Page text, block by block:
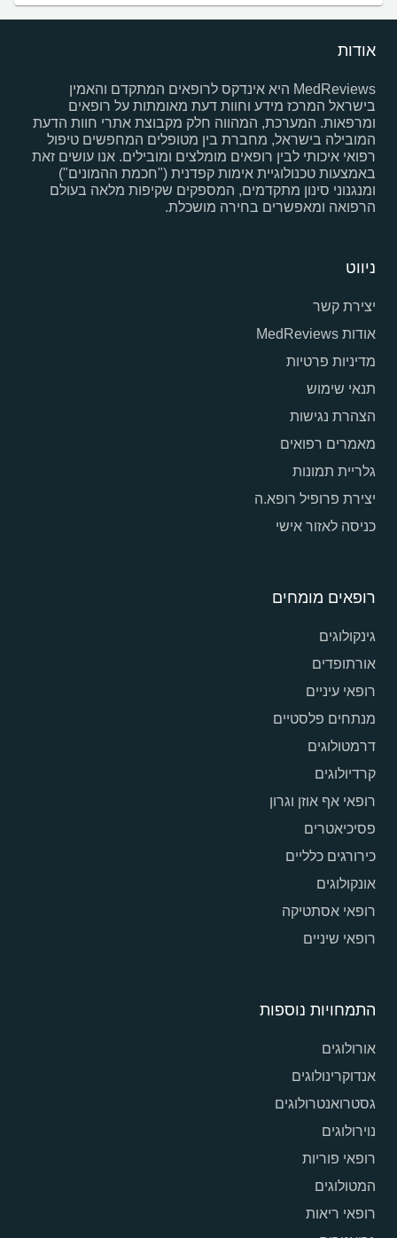
אודות
MedReviews היא אינדקס לרופאים המתקדם והאמין
בישראל המרכז מידע וחוות דעת מאומתות על רופאים
ומרפאות. המערכת, המהווה חלק מקבוצת אתרי חוות הדעת
המובילה בישראל, מחברת בין מטופלים המחפשים טיפול
רפואי איכותי לבין רופאים מומלצים ומובילים. אנו עושים זאת
באמצעות טכנולוגיית אימות קפדנית ("חכמת ההמונים")
ומנגנוני סינון מתקדמים, המספקים שקיפות מלאה בעולם
הרפואה ומאפשרים בחירה מושכלת.
ניווט
יצירת קשר
אודות MedReviews
מדיניות פרטיות
תנאי שימוש
הצהרת נגישות
מאמרים רפואים
גלריית תמונות
יצירת פרופיל רופא.ה
כניסה לאזור אישי
רופאים מומחים
גינקולוגים
אורתופדים
רופאי עיניים
מנתחים פלסטיים
דרמטולוגים
קרדיולוגים
רופאי אף אוזן וגרון
פסיכיאטרים
כירורגים כלליים
אונקולוגים
רופאי אסתטיקה
רופאי שיניים
התמחויות נוספות
אורולוגים
אנדוקרינולוגים
גסטרואנטרולוגים
נוירולוגים
רופאי פוריות
המטולוגים
רופאי ריאות